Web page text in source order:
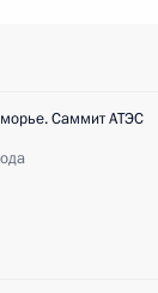
Саммит АТЭС